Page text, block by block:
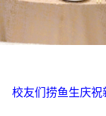
校友们捞鱼生庆祝